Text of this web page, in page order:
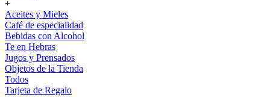
+
Aceites y Mieles
Café de especialidad
Bebidas con Alcohol
Te en Hebras
Jugos y Prensados
Objetos de la Tienda
Todos
Tarjeta de Regalo